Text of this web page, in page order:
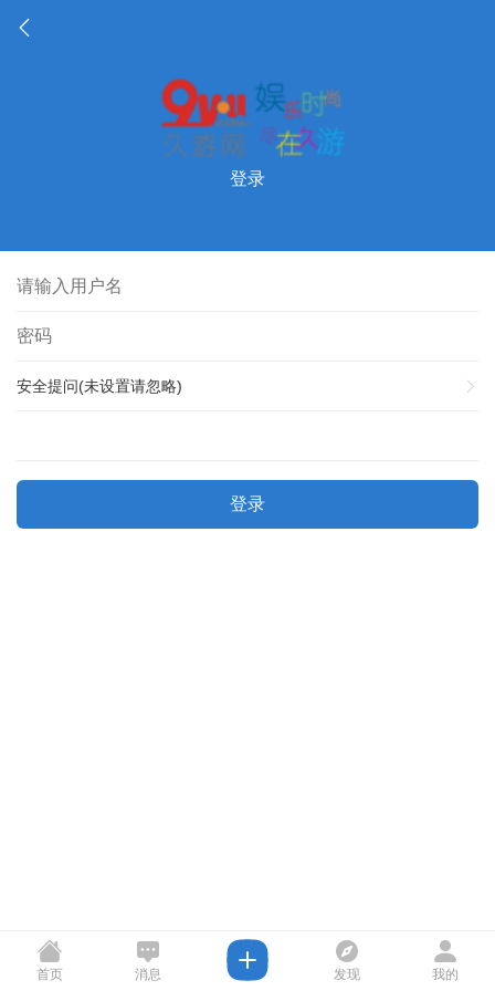
登录
安全提问(未设置请忽略)
登录
首页 消息 发现 我的